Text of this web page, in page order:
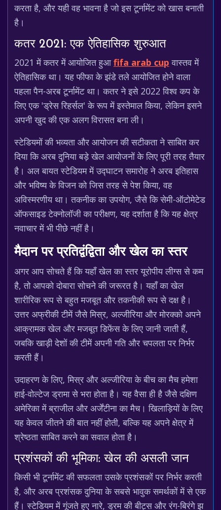
करता है, और यही वह भावना है जो इस टूर्नामेंट को खास बनाती
है।
कतर 2021: एक ऐतिहासिक शुरुआत
2021 में कतर में आयोजित हुआfifa arab cup वास्तव में
ऐतिहासिक था। यह फीफा के झंडे तले आयोजित होने वाला
पहला पैन-अरब टूर्नामेंट था। कतर ने इसे 2022 विश्व कप के
लिए एक 'ड्रेस रिहर्सल' के रूप में इस्तेमाल किया, लेकिन इसने
अपनी खुद की एक अलग विरासत बना ली।
स्टेडियमों की भव्यता और आयोजन की सटीकता ने साबित कर
दिया कि अरब दुनिया बड़े खेल आयोजनों के लिए पूरी तरह तैयार
है। अल बायत स्टेडियम में उद्घाटन समारोह ने अरब इतिहास
और भविष्य के विजन को जिस तरह से पेश किया, वह
अविस्मरणीय था। तकनीक का उपयोग, जैसे कि सेमी-ऑटोमेटेड
ऑफसाइड टेक्नोलॉजी का परीक्षण, यह दर्शाता है कि यह क्षेत्र
नवाचार में भी पीछे नहीं है।
मैदान पर प्रतिद्वंद्विता और खेल का स्तर
अगर आप सोचते हैं कि यहाँ खेल का स्तर यूरोपीय लीग्स से कम
है, तो आपको दोबारा सोचने की जरूरत है। यहाँ का खेल
शारीरिक रूप से बहुत मजबूत और तकनीकी रूप से दक्ष है।
उत्तर अफ्रीकी टीमें जैसे मिस्र, अल्जीरिया और मोरक्को अपने
आक्रामक खेल और मजबूत डिफेंस के लिए जानी जाती हैं,
जबकि खाड़ी देशों की टीमें अपनी गति और चपलता पर निर्भर
करती हैं।
उदाहरण के लिए, मिस्र और अल्जीरिया के बीच का मैच हमेशा
हाई-वोल्टेज ड्रामा से भरा होता है। यह वैसा ही है जैसे दक्षिण
अमेरिका में ब्राजील और अर्जेंटीना का मैच। खिलाड़ियों के लिए
यह केवल जीतने की बात नहीं होती, बल्कि यह अपने क्षेत्र में
श्रेष्ठता साबित करने का सवाल होता है।
प्रशंसकों की भूमिका: खेल की असली जान
किसी भी टूर्नामेंट की सफलता उसके प्रशंसकों पर निर्भर करती
है, और अरब प्रशंसक दुनिया के सबसे भावुक समर्थकों में से एक
हैं। स्टेडियम में गूंजते हुए नारे, ड्रम की बीट्स और रंग-बिरंगे झ